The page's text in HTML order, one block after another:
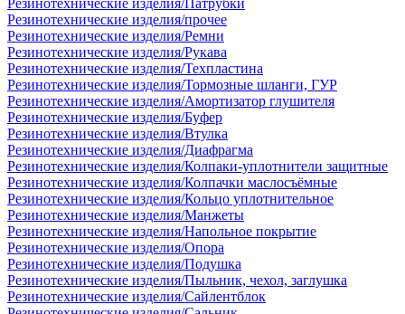
Резинотехнические изделия/Патрубки
Резинотехнические изделия/прочее
Резинотехнические изделия/Ремни
Резинотехнические изделия/Рукава
Резинотехнические изделия/Техпластина
Резинотехнические изделия/Тормозные шланги, ГУР
Резинотехнические изделия/Амортизатор глушителя
Резинотехнические изделия/Буфер
Резинотехнические изделия/Втулка
Резинотехнические изделия/Диафрагма
Резинотехнические изделия/Колпаки-уплотнители защитные
Резинотехнические изделия/Колпачки маслосъёмные
Резинотехнические изделия/Кольцо уплотнительное
Резинотехнические изделия/Манжеты
Резинотехнические изделия/Напольное покрытие
Резинотехнические изделия/Опора
Резинотехнические изделия/Подушка
Резинотехнические изделия/Пыльник, чехол, заглушка
Резинотехнические изделия/Сайлентблок